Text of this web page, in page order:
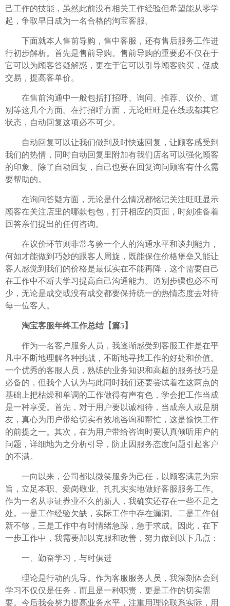
己工作的技能，虽然此前没有相关工作经验但希望能从零学
起，争取早日成为一名合格的淘宝客服。
下面就本人售前导购，售中客服，还有售后服务工作进
行初步解析。首先是售前导购。售前导购的重要必不仅在于
它可以为顾客答疑解惑，更在于它可以引导顾客购买，促成
交易，提高客单价。
在售前沟通中一般包括打招呼、询问、推荐、议价、道
别等这几个方面。在打招呼方面，无论旺旺是在线或都其它
状态，自动回复这项必不可少。
自动回复可以让我们做到及时快速回复，让顾客感受到
我们的热情，同时自动回复里附加有我们店名可以强化顾客
的印象。除了自动回复，自己也要在回复询问顾客有什么需
要帮助的。
在询问答疑方面，无论是什么情况都铭记关注旺旺显示
顾客在关注店里的哪款包包，打开相应的页面，时刻准备着
回答亲们提出的任何咨询。
在议价环节则非常考验一个人的沟通水平和谈判能力，
何如才能做到巧妙的跟客人周旋，既能保住价格堡垒又能让
客人感觉到我们的价格是最低实在不能再降，这个需要自己
在工作中不断去学习提高自己沟通能力。道别步骤也必不可
少，无论是成交或没有成交都要保持统一的热情态度去对待
每一位客人。
淘宝客服年终工作总结【篇5】
作为一名客户服务人员，我逐渐感受到客服工作是在平
凡中不断地理解各种挑战，不断地寻找工作的好处和价值。
一个优秀的客服人员，熟练的业务知识和高超的服务技巧是
必备的，但我个人认为与此同时我们还要尝试着在这两点的
基础上把枯燥和单调的工作做得有声有色，学会把工作当成
是一种享受。首先，对于用户要以诚相待，当成亲人或是朋
友，真心为用户带给切实有效地咨询和帮忙，这是愉快工作
的前提之一。其次，在为用户带给咨询时要认真倾听用户的
问题，详细地为之分析引导，防止因服务态度问题引起客户
的不满。
一向以来，公司都以微笑服务为己任，以顾客满意为宗
旨，立足本职、爱岗敬业、扎扎实实地做好客服服务工作。
作为一名从事证券业不久的新人，我确实还存在一些不足之
处。一是工作经验欠缺，实际工作中存在漏洞。二是工作创
新不够，三是工作中有时情绪急躁，急于求成。因此，在下
一步工作中，我需要加以克服和改善，努力做到以下几点：
一、勤奋学习，与时俱进
理论是行动的先导。作为客服服务人员，我深刻体会到
学习不仅仅是任务，而且是一种职责，更是工作的切实需
要。今后我会努力提高业务水平，注重用理论联系实际，用